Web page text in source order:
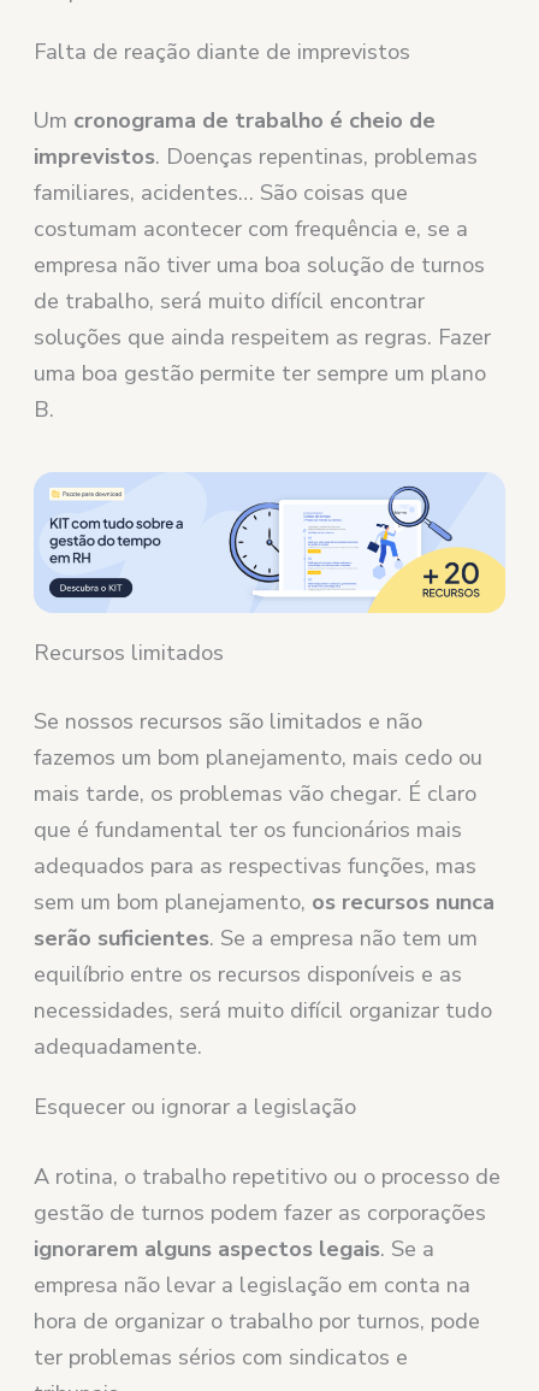
Falta de reação diante de imprevistos
Um cronograma de trabalho é cheio de
imprevistos. Doenças repentinas, problemas
familiares, acidentes… São coisas que
costumam acontecer com frequência e, se a
empresa não tiver uma boa solução de turnos
de trabalho, será muito difícil encontrar
soluções que ainda respeitem as regras. Fazer
uma boa gestão permite ter sempre um plano
B.
Recursos limitados
Se nossos recursos são limitados e não
fazemos um bom planejamento, mais cedo ou
mais tarde, os problemas vão chegar. É claro
que é fundamental ter os funcionários mais
adequados para as respectivas funções, mas
sem um bom planejamento, os recursos nunca
serão suficientes. Se a empresa não tem um
equilíbrio entre os recursos disponíveis e as
necessidades, será muito difícil organizar tudo
adequadamente.
Esquecer ou ignorar a legislação
A rotina, o trabalho repetitivo ou o processo de
gestão de turnos podem fazer as corporações
ignorarem alguns aspectos legais. Se a
empresa não levar a legislação em conta na
hora de organizar o trabalho por turnos, pode
ter problemas sérios com sindicatos e